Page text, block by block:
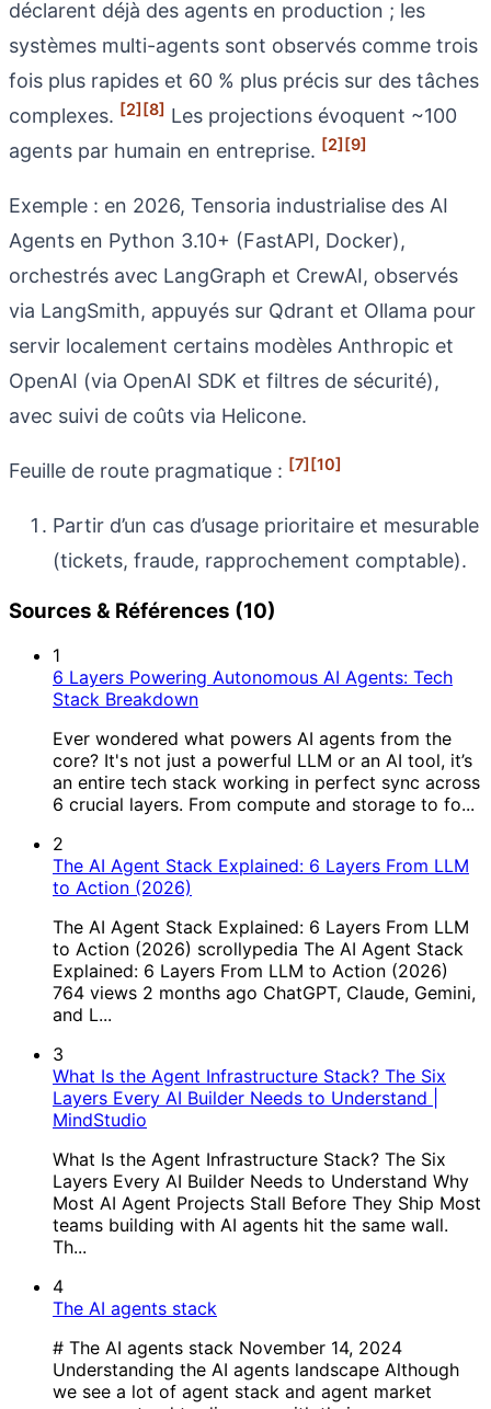
déclarent déjà des agents en production ; les
systèmes multi-agents sont observés comme trois
fois plus rapides et 60 % plus précis sur des tâches
complexes. [2][8] Les projections évoquent ~100
agents par humain en entreprise. [2][9]
Exemple : en 2026, Tensoria industrialise des AI
Agents en Python 3.10+ (FastAPI, Docker),
orchestrés avec LangGraph et CrewAI, observés
via LangSmith, appuyés sur Qdrant et Ollama pour
servir localement certains modèles Anthropic et
OpenAI (via OpenAI SDK et filtres de sécurité),
avec suivi de coûts via Helicone.
Feuille de route pragmatique : [7][10]
Partir d’un cas d’usage prioritaire et mesurable
(tickets, fraude, rapprochement comptable).
Sources & Références (10)
1
6 Layers Powering Autonomous AI Agents: Tech
Stack Breakdown
Ever wondered what powers AI agents from the
core? It's not just a powerful LLM or an AI tool, it’s
an entire tech stack working in perfect sync across
6 crucial layers. From compute and storage to fo...
2
The AI Agent Stack Explained: 6 Layers From LLM
to Action (2026)
The AI Agent Stack Explained: 6 Layers From LLM
to Action (2026) scrollypedia The AI Agent Stack
Explained: 6 Layers From LLM to Action (2026)
764 views 2 months ago ChatGPT, Claude, Gemini,
and L...
3
What Is the Agent Infrastructure Stack? The Six
Layers Every AI Builder Needs to Understand |
MindStudio
What Is the Agent Infrastructure Stack? The Six
Layers Every AI Builder Needs to Understand Why
Most AI Agent Projects Stall Before They Ship Most
teams building with AI agents hit the same wall.
Th...
4
The AI agents stack
# The AI agents stack November 14, 2024
Understanding the AI agents landscape Although
we see a lot of agent stack and agent market